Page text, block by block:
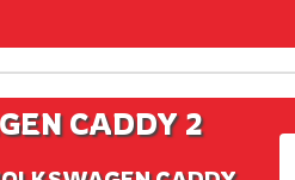
CADDY 2